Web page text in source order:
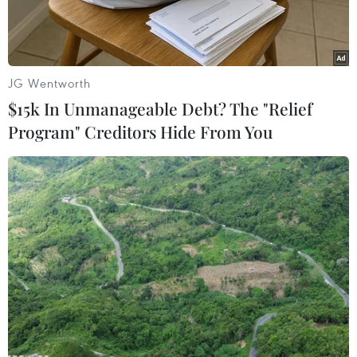
quản lý.
Ủy viên Trung ương Đảng, Bộ trưởng Bộ Y tế Nguyễn Thanh
Long phát biểu tại hội nghị. (Ảnh: Mạnh Tú/TTXVN)
Chiều 14/2, tại tỉnh Hải Dương, Bộ Y tế và Tỉnh
ủy Hải Dương tổ chức hội nghị trực tuyến chỉ
JG Wentworth
$15k In Unmanageable Debt? The "Relief
Program" Creditors Hide From You